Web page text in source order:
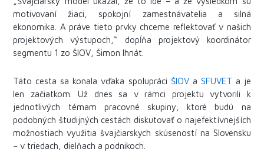
motivovaní žiaci, spokojní zamestnávatelia a silná
ekonomika. A práve tieto prvky chceme reflektovať v našich
projektových výstupoch,“ dopĺňa projektový koordinátor
segmentu 1 zo ŠIOV, Šimon Ihnát.
Táto cesta sa konala vďaka spolupráci ŠIOV a SFUVET a je
len začiatkom. Už dnes sa v rámci projektu vytvorili k
jednotlivých témam pracovné skupiny, ktoré budú na
podobných študijných cestách diskutovať o najefektívnejších
možnostiach využitia švajčiarskych skúseností na Slovensku
– v triedach, dielňach a podnikoch.